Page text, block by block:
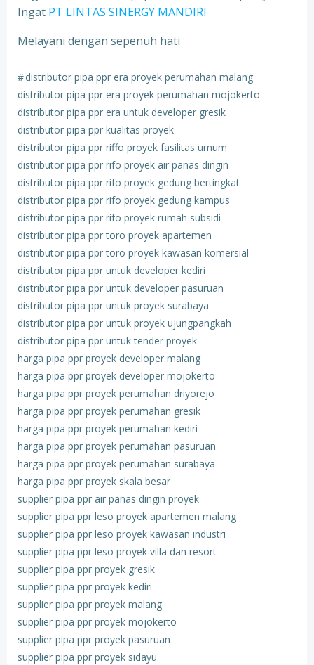
Ingat PT LINTAS SINERGY MANDIRI
Melayani dengan sepenuh hati
#distributor pipa ppr era proyek perumahan malang
distributor pipa ppr era proyek perumahan mojokerto
distributor pipa ppr era untuk developer gresik
distributor pipa ppr kualitas proyek
distributor pipa ppr riffo proyek fasilitas umum
distributor pipa ppr rifo proyek air panas dingin
distributor pipa ppr rifo proyek gedung bertingkat
distributor pipa ppr rifo proyek gedung kampus
distributor pipa ppr rifo proyek rumah subsidi
distributor pipa ppr toro proyek apartemen
distributor pipa ppr toro proyek kawasan komersial
distributor pipa ppr untuk developer kediri
distributor pipa ppr untuk developer pasuruan
distributor pipa ppr untuk proyek surabaya
distributor pipa ppr untuk proyek ujungpangkah
distributor pipa ppr untuk tender proyek
harga pipa ppr proyek developer malang
harga pipa ppr proyek developer mojokerto
harga pipa ppr proyek perumahan driyorejo
harga pipa ppr proyek perumahan gresik
harga pipa ppr proyek perumahan kediri
harga pipa ppr proyek perumahan pasuruan
harga pipa ppr proyek perumahan surabaya
harga pipa ppr proyek skala besar
supplier pipa ppr air panas dingin proyek
supplier pipa ppr leso proyek apartemen malang
supplier pipa ppr leso proyek kawasan industri
supplier pipa ppr leso proyek villa dan resort
supplier pipa ppr proyek gresik
supplier pipa ppr proyek kediri
supplier pipa ppr proyek malang
supplier pipa ppr proyek mojokerto
supplier pipa ppr proyek pasuruan
supplier pipa ppr proyek sidayu